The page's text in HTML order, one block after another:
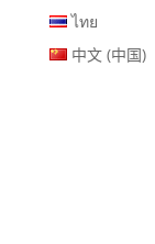
ไทย
中文 (中国)